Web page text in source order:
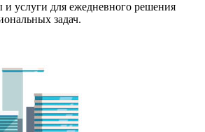
услуги для ежедневного решения
задач.